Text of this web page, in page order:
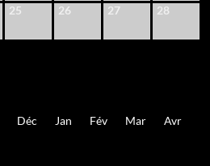
25 26 27 28
Déc Jan Fév Mar Avr